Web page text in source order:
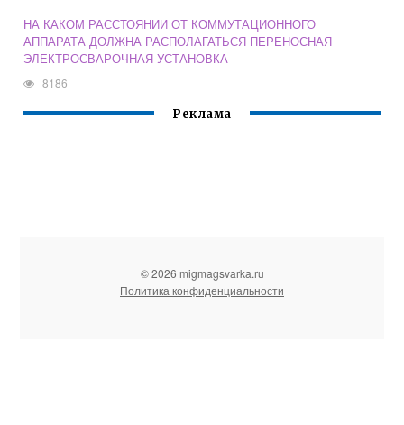
НА КАКОМ РАССТОЯНИИ ОТ КОММУТАЦИОННОГО
АППАРАТА ДОЛЖНА РАСПОЛАГАТЬСЯ ПЕРЕНОСНАЯ
ЭЛЕКТРОСВАРОЧНАЯ УСТАНОВКА
8186
Реклама
© 2026 migmagsvarka.ru
Политика конфиденциальности